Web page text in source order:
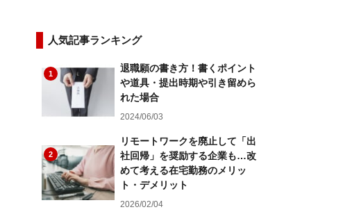
人気記事ランキング
1
退職願の書き方！書くポイント
や道具・提出時期や引き留めら
れた場合
2024/06/03
2
リモートワークを廃止して「出
社回帰」を奨励する企業も…改
めて考える在宅勤務のメリッ
ト・デメリット
2026/02/04